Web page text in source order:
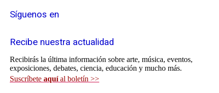
Síguenos en
Recibe nuestra actualidad
Recibirás la última información sobre arte, música, eventos,
exposiciones, debates, ciencia, educación y mucho más.
Suscríbete aquíal boletín >>